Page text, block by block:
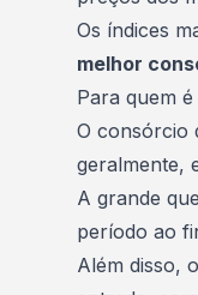
Os índices
melhor
Para quem
O consórcio
geralmente,
A grande
período ao
Além disso,